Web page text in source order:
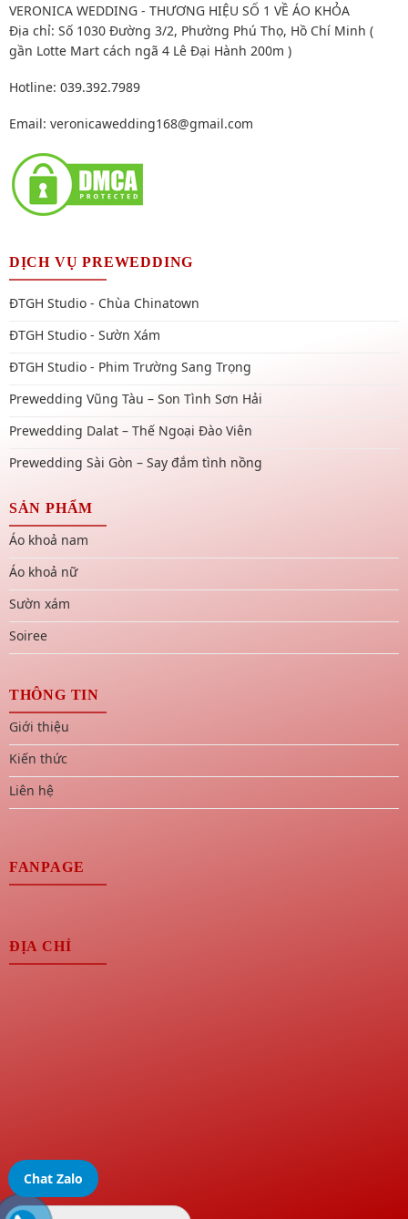
VERONICA WEDDING - THƯƠNG HIỆU SỐ 1 VỀ ÁO KHỎA
Địa chỉ: Số 1030 Đường 3/2, Phường Phú Thọ, Hồ Chí Minh (
gần Lotte Mart cách ngã 4 Lê Đại Hành 200m )
Hotline: 039.392.7989
Email: veronicawedding168@gmail.com
DỊCH VỤ PREWEDDING
ĐTGH Studio - Chùa Chinatown
ĐTGH Studio - Sườn Xám
ĐTGH Studio - Phim Trường Sang Trọng
Prewedding Vũng Tàu – Son Tình Sơn Hải
Prewedding Dalat – Thế Ngoại Đào Viên
Prewedding Sài Gòn – Say đắm tình nồng
SẢN PHẨM
Áo khoả nam
Áo khoả nữ
Sườn xám
Soiree
THÔNG TIN
Giới thiệu
Kiến thức
Liên hệ
FANPAGE
ĐỊA CHỈ
Chat Zalo